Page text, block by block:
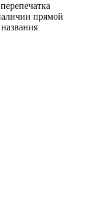
прямой